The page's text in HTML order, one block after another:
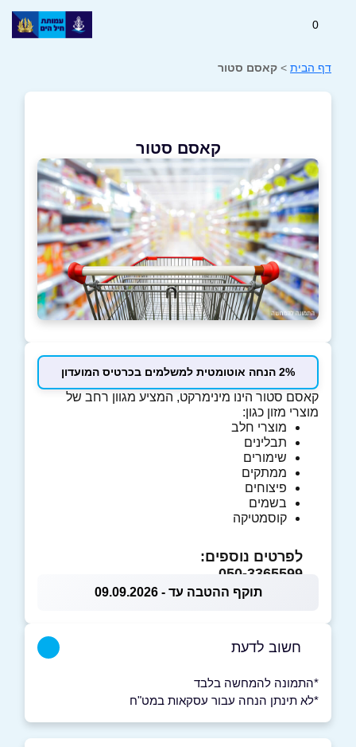
0
דף הבית > קאסם סטור
קאסם סטור
2% הנחה אוטומטית למשלמים בכרטיס המועדון
קאסם סטור הינו מינימרקט, המציע מגוון רחב של
מוצרי מזון כגון:
מוצרי חלב
תבלינים
שימורים
ממתקים
פיצוחים
בשמים
קוסמטיקה
לפרטים נוספים:
תוקף ההטבה עד - 09.09.2026
חשוב לדעת
*התמונה להמחשה בלבד
*לא תינתן הנחה עבור עסקאות במט"ח